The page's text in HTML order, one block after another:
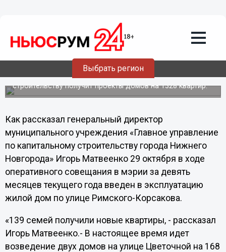
Выбрать регион
30.10.201203:00
В Нижнем Новгороде проектируются
новые жилые дома
К концу текущего года управление по капитальному
строительству получит проекты домов на 1328 квартир.
Как рассказал генеральный директор
муниципального учреждения «Главное управление
по капитальному строительству города Нижнего
Новгорода» Игорь Матвеенко 29 октября в ходе
оперативного совещания в мэрии за девять
месяцев текущего года введен в эксплуатацию
жилой дом по улице Римского-Корсакова.
«139 семей получили новые квартиры, - рассказал
Игорь Матвеенко.- В настоящее время идет
возведение двух домов на улице Цветочной на 168